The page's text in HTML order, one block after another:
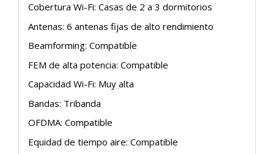
Cobertura Wi-Fi: Casas de 2 a 3 dormitorios
Antenas: 6 antenas fijas de alto rendimiento
Beamforming: Compatible
FEM de alta potencia: Compatible
Capacidad Wi-Fi: Muy alta
Bandas: Tribanda
OFDMA: Compatible
Equidad de tiempo aire: Compatible